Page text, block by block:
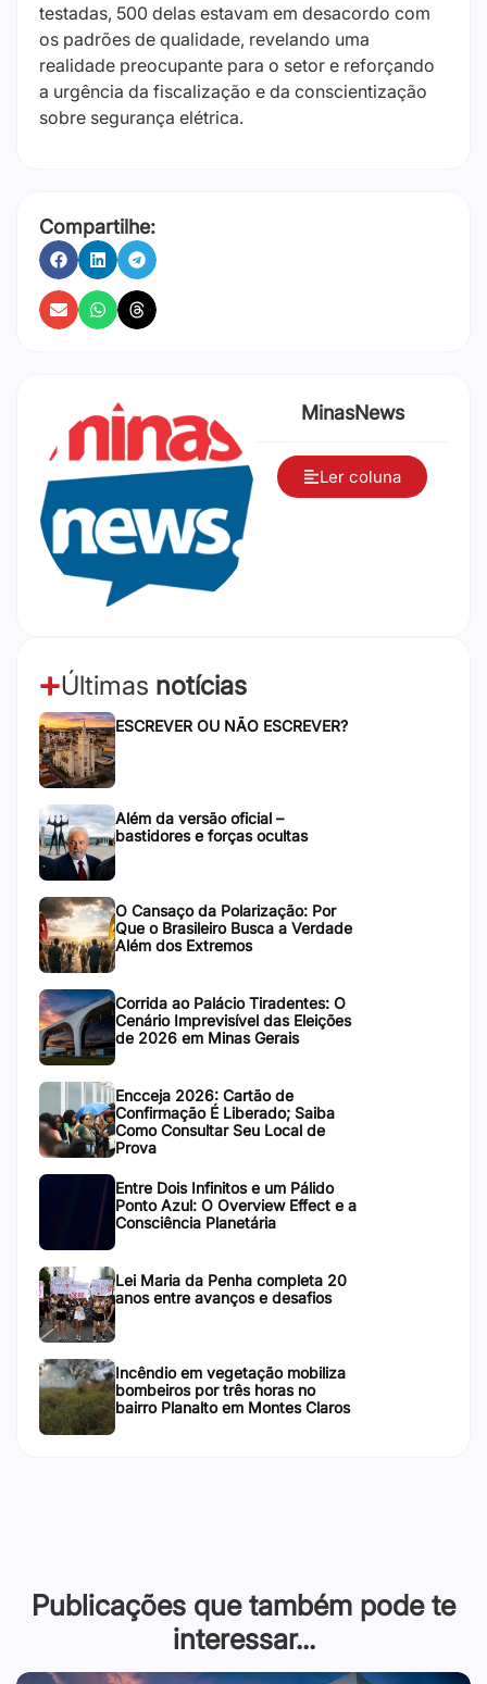
testadas, 500 delas estavam em desacordo com
os padrões de qualidade, revelando uma
realidade preocupante para o setor e reforçando
a urgência da fiscalização e da conscientização
sobre segurança elétrica.
Compartilhe:
MinasNews
Ler coluna
Últimas notícias
ESCREVER OU NÃO ESCREVER?
Além da versão oficial –
bastidores e forças ocultas
O Cansaço da Polarização: Por
Que o Brasileiro Busca a Verdade
Além dos Extremos
Corrida ao Palácio Tiradentes: O
Cenário Imprevisível das Eleições
de 2026 em Minas Gerais
Encceja 2026: Cartão de
Confirmação É Liberado; Saiba
Como Consultar Seu Local de
Prova
Entre Dois Infinitos e um Pálido
Ponto Azul: O Overview Effect e a
Consciência Planetária
Lei Maria da Penha completa 20
anos entre avanços e desafios
Incêndio em vegetação mobiliza
bombeiros por três horas no
bairro Planalto em Montes Claros
Publicações que também pode te
interessar...